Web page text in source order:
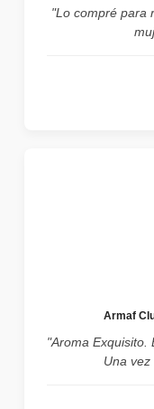
"Lo compré para
Armaf
"Aroma Exquisito.
Una